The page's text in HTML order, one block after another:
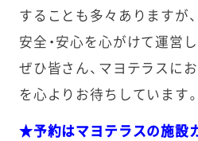
することも多々ありますが
安全・安心を心がけて運営
ぜひ皆さん、マヨテラスに
を心よりお待ちしています。
★予約はマヨテラスの施設